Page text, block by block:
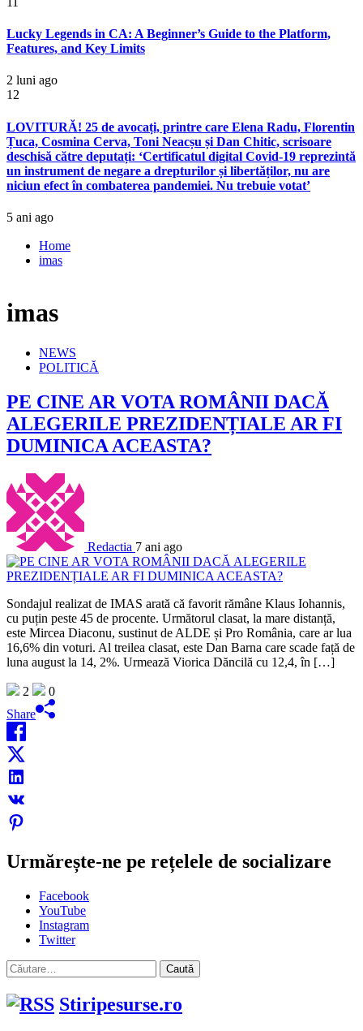
Lucky Legends in CA: A Beginner’s Guide to the Platform,
Features, and Key Limits
2 luni ago
12
LOVITURĂ! 25 de avocați, printre care Elena Radu, Florentin
Țuca, Cosmina Cerva, Toni Neacșu și Dan Chitic, scrisoare
deschisă către deputați: ‘Certificatul digital Covid-19 reprezintă
un instrument de negare a drepturilor și libertăților, nu are
niciun efect în combaterea pandemiei. Nu trebuie votat’
5 ani ago
Home
imas
imas
NEWS
POLITICĂ
PE CINE AR VOTA ROMÂNII DACĂ
ALEGERILE PREZIDENȚIALE AR FI
DUMINICA ACEASTA?
Redactia 7 ani ago
Sondajul realizat de IMAS arată că favorit rămâne Klaus Iohannis,
cu puțin peste 45 de procente. Următorul clasat, la mare distanță,
este Mircea Diaconu, sustinut de ALDE și Pro România, care ar lua
16,6% din voturi. Al treilea clasat, este Dan Barna care scade față de
luna august la 14, 2%. Urmează Viorica Dăncilă cu 12,4, în […]
2
0
Share
Urmărește-ne pe rețelele de socializare
Facebook
YouTube
Instagram
Twitter
Caută
după:
Stiripesurse.ro